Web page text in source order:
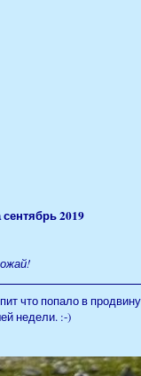
2019
что попало в
недели. :-)